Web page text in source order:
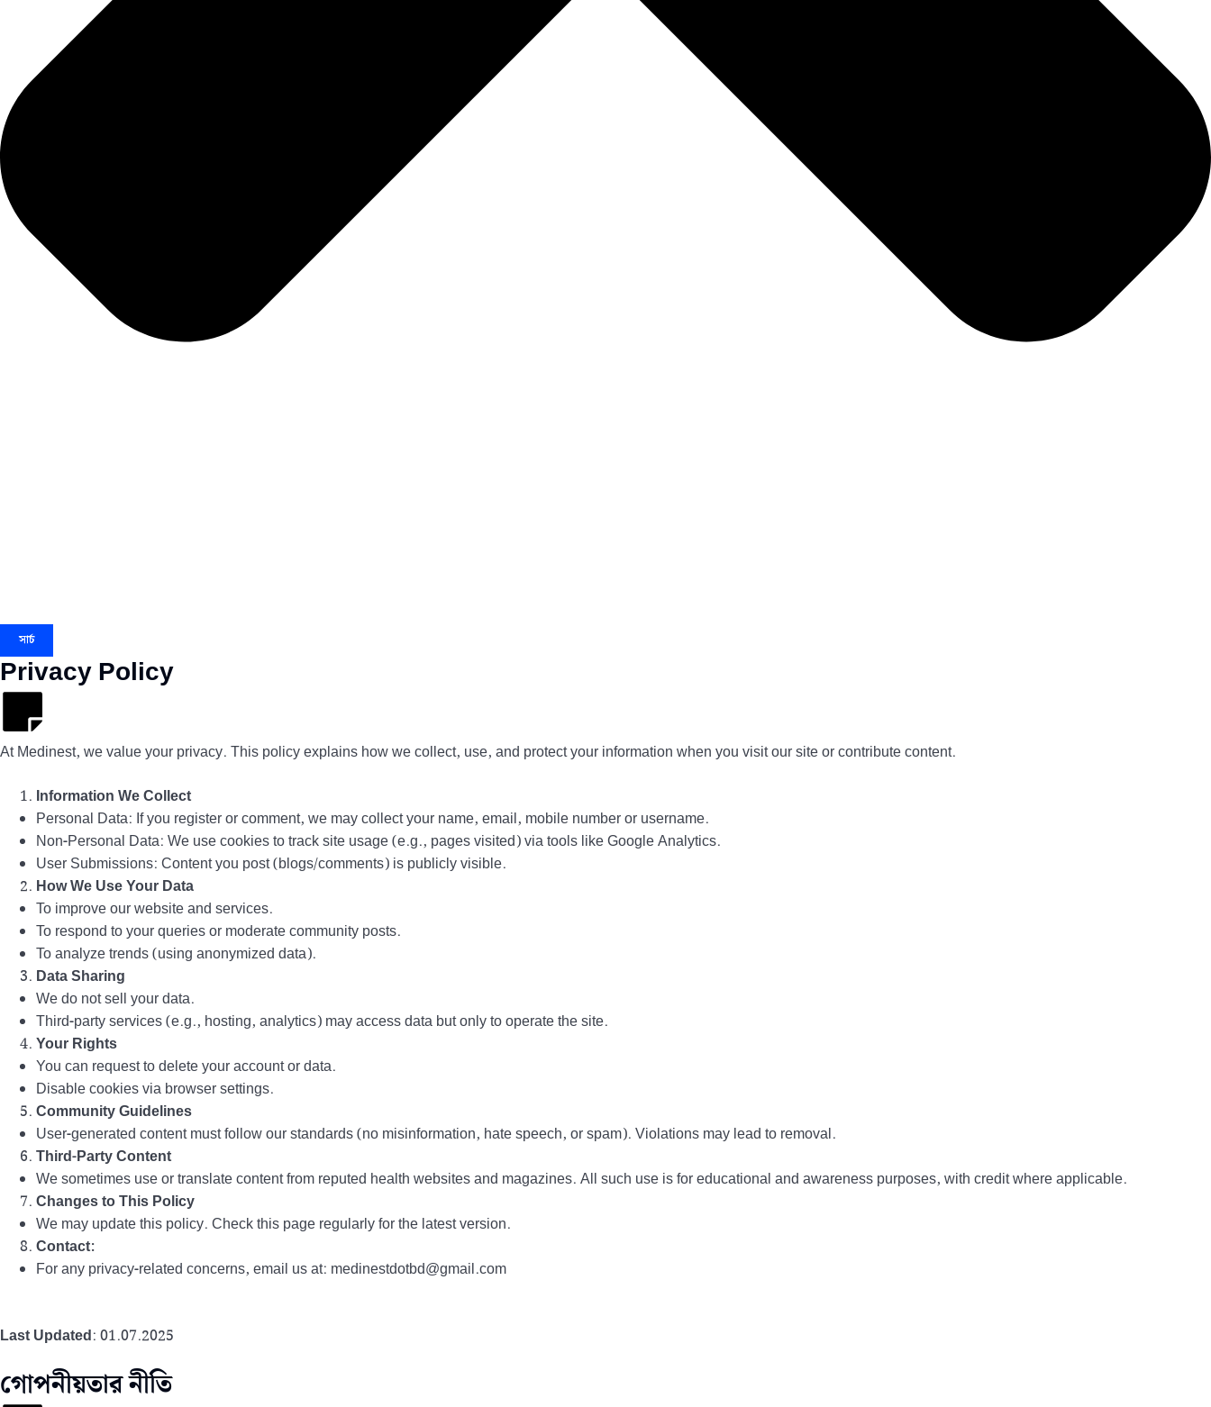
সার্চ
Privacy Policy
At Medinest, we value your privacy. This policy explains how we collect, use, and protect your information when you visit our site or contribute content.
Information We Collect
Personal Data: If you register or comment, we may collect your name, email, mobile number or username.
Non-Personal Data: We use cookies to track site usage (e.g., pages visited) via tools like Google Analytics.
User Submissions: Content you post (blogs/comments) is publicly visible.
How We Use Your Data
To improve our website and services.
To respond to your queries or moderate community posts.
To analyze trends (using anonymized data).
Data Sharing
We do not sell your data.
Third-party services (e.g., hosting, analytics) may access data but only to operate the site.
Your Rights
You can request to delete your account or data.
Disable cookies via browser settings.
Community Guidelines
User-generated content must follow our standards (no misinformation, hate speech, or spam). Violations may lead to removal.
Third-Party Content
We sometimes use or translate content from reputed health websites and magazines. All such use is for educational and awareness purposes, with credit where applicable.
Changes to This Policy
We may update this policy. Check this page regularly for the latest version.
Contact:
For any privacy-related concerns, email us at: medinestdotbd@gmail.com
Last Updated: 01.07.2025
গোপনীয়তার নীতি